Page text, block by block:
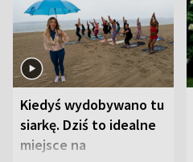
Kiedyś wydobywano tu
siarkę. Dziś to idealne
miejsce na